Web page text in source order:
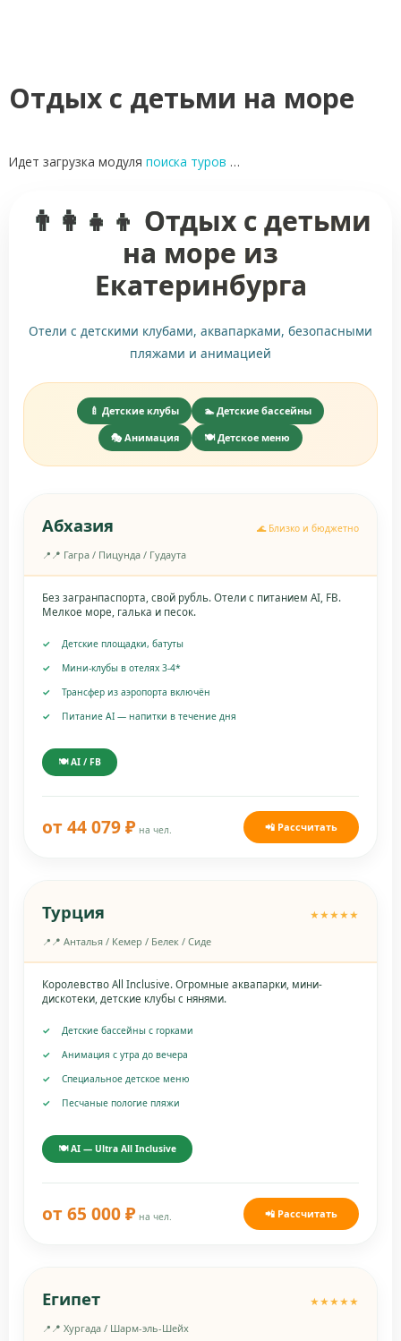
Отдых с детьми на море
Идет загрузка модуля поиска туров …
👨‍👩‍👧‍👦 Отдых с детьми
на море из
Екатеринбурга
Отели с детскими клубами, аквапарками, безопасными
пляжами и анимацией
🍼 Детские клубы
🏊 Детские бассейны
🎭 Анимация
🍽️ Детское меню
Абхазия 🌊 Близко и бюджетно
📍 Гагра / Пицунда / Гудаута
Без загранпаспорта, свой рубль. Отели с питанием AI, FB.
Мелкое море, галька и песок.
Детские площадки, батуты
Мини-клубы в отелях 3-4*
Трансфер из аэропорта включён
Питание AI — напитки в течение дня
🍽️ AI / FB
от 44 079 ₽ на чел. 📲 Рассчитать
Турция ★★★★★
📍 Анталья / Кемер / Белек / Сиде
Королевство All Inclusive. Огромные аквапарки, мини-
дискотеки, детские клубы с нянями.
Детские бассейны с горками
Анимация с утра до вечера
Специальное детское меню
Песчаные пологие пляжи
🍽️ AI — Ultra All Inclusive
от 65 000 ₽ на чел. 📲 Рассчитать
Египет ★★★★★
📍 Хургада / Шарм-эль-Шейх